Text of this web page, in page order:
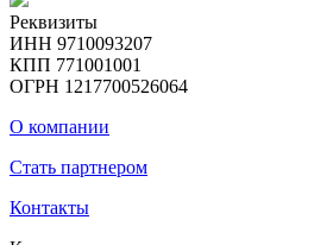
Реквизиты
ИНН 9710093207
КПП 771001001
ОГРН 1217700526064
О компании
Стать партнером
Контакты